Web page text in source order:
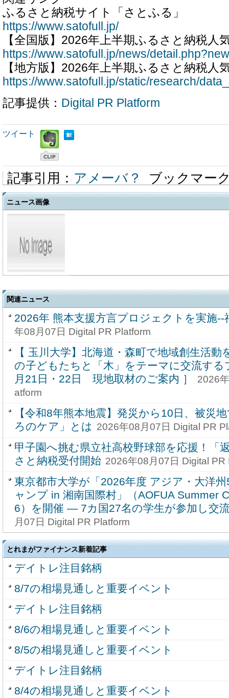
ふるさと納税サイト「さとふる」
https://www.satofull.jp/
【全国版】2026年上半期ふるさと納税人
https://www.satofull.jp/news/
【地方版】2026年上半期ふるさと納税人
https://www.satofull.jp/static/research/
記事提供： Digital PR Platform
ツイート
記事引用： アメーバ？ ブックマー
ニュース画像
関連ニュース
2026年 熊本支援方言プロジェクトを実施--
年08月07日 Digital PR Platform
【 玉川大学】北海道・森町で地域創生活動
の子どもたちと「木」をテーマに交流す
月21日・22日 現地取材のご案内 ］
2026
atform
【令和8年熊本地震】発災から10日、被災
ろのケア」とは 2026年08月07日 Digital PR
甲子園へ挑む県立社高校野球部を応援！「
さと納税受付開始 2026年08月07日 Digital PR
東京都市大学が「2026年度 アジア・大洋
ャンプ in 湘南国際村」（AOFUA Summer
6）を開催 ― 7カ国27名の学生が参加し交
月07日 Digital PR Platform
とれまがファイナンス新着記事
デイトレ注目銘柄
8/7の相場見通しと重要イベント
デイトレ注目銘柄
8/6の相場見通しと重要イベント
8/5の相場見通しと重要イベント
デイトレ注目銘柄
8/4の相場見通しと重要イベント